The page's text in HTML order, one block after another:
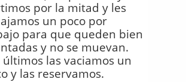
por la mitad y les
un poco por
para que queden bien
y no se muevan.
últimos las vaciamos un
y las reservamos.